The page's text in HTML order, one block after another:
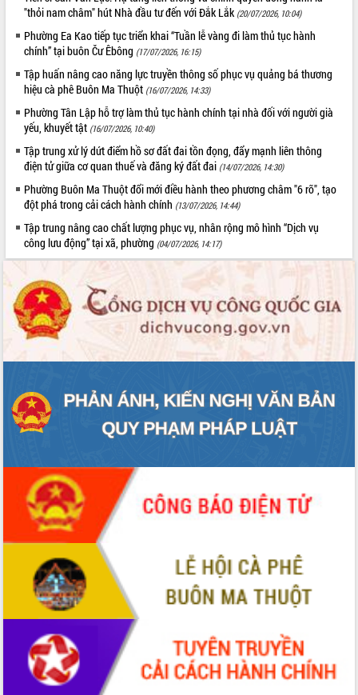
UBND tỉnh họp báo định kỳ tháng 4
năm 2026
Hội thảo khoa học “Giải pháp thúc đẩy
phát triển nền kinh tế xanh tại tỉnh
Đắk Lắk”
Tăng cường giám sát, đôn đốc thực
hiện nhiệm vụ quản lý tài sản công
Tháo gỡ những vướng mắc, đẩy mạnh
công tác cải cách thủ tục hành chính
tại Trung tâm Phục vụ hành chính
công tỉnh
Đắk Lắk: Tôn vinh 46 giải pháp tại Hội
thi Sáng tạo Kỹ thuật 2024 - 2025
Đắk Lắk rà soát, điều chỉnh Đề án 190
về phát triển nuôi trồng thủy sản
Phó Chủ tịch UBND tỉnh Đắk Lắk
Trương Công Thái kiểm tra thực địa
Dự án cao tốc Khánh Hòa - Buôn Ma
Thuột
Xây dựng nông thôn mới: Nâng cao đời
sống người dân từ những mô hình thiết
thực
nhanh tiến độ các dự án trọng điểm
trong Khu kinh tế Nam Phú Yên
Hòn Yến phát triển du lịch gắn với bảo
tồn biển
Lấy ý kiến điều chỉnh Quy hoạch tỉnh
Đắk Lắk thời kỳ 2021-2030, tầm nhìn
đến năm 2050
Phát động chiến dịch 30 ngày đêm
giải phóng mặt bằng Tuyến đường bộ
Đắk Lắk nỗ lực thúc đẩy tăng trưởng
kinh tế từ 10% trở lên trong Quý
II/2026
"thỏi nam châm" hút Nhà đầu tư đến với Đắk Lắk (20/07/2026, 10:04)
Phường Ea Kao tiếp tục triển khai “Tuần lễ vàng đi làm thủ tục hành
chính” tại buôn Čư Êbông (17/07/2026, 16:15)
Tập huấn nâng cao năng lực truyền thông số phục vụ quảng bá thương
hiệu cà phê Buôn Ma Thuột (16/07/2026, 14:33)
Phường Tân Lập hỗ trợ làm thủ tục hành chính tại nhà đối với người già
yếu, khuyết tật (16/07/2026, 10:40)
Tập trung xử lý dứt điểm hồ sơ đất đai tồn đọng, đẩy mạnh liên thông
điện tử giữa cơ quan thuế và đăng ký đất đai (14/07/2026, 14:30)
Phường Buôn Ma Thuột đổi mới điều hành theo phương châm "6 rõ", tạo
đột phá trong cải cách hành chính (13/07/2026, 14:44)
Tập trung nâng cao chất lượng phục vụ, nhân rộng mô hình “Dịch vụ
công lưu động” tại xã, phường (04/07/2026, 14:17)